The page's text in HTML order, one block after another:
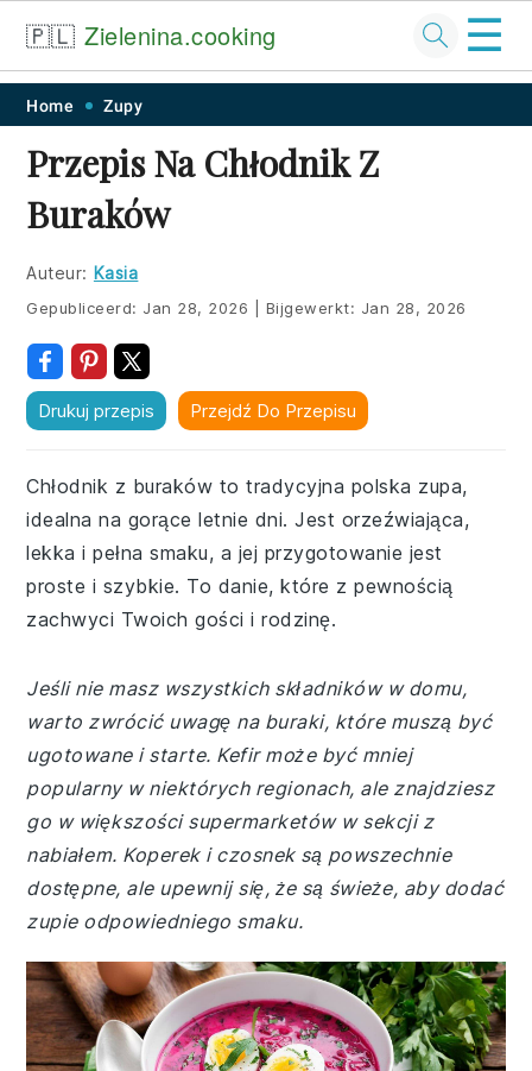
Skip
primary
navigation
Skip
main
content
Skip
primary
sidebar
Skip
footer
🇵🇱 Zielenina.cooking ☰
Home Zupy
Przepis Na Chłodnik Z
Buraków
Auteur: Kasia
Gepubliceerd: Jan 28, 2026 Bijgewerkt: Jan 28, 2026
Drukuj przepis Przejdź Do Przepisu
Chłodnik z buraków to tradycyjna polska zupa,
idealna na gorące letnie dni. Jest orzeźwiająca,
lekka i pełna smaku, a jej przygotowanie jest
proste i szybkie. To danie, które z pewnością
zachwyci Twoich gości i rodzinę.
Jeśli nie masz wszystkich składników w domu,
warto zwrócić uwagę na buraki, które muszą być
ugotowane i starte. Kefir może być mniej
popularny w niektórych regionach, ale znajdziesz
go w większości supermarketów w sekcji z
nabiałem. Koperek i czosnek są powszechnie
dostępne, ale upewnij się, że są świeże, aby dodać
zupie odpowiedniego smaku.